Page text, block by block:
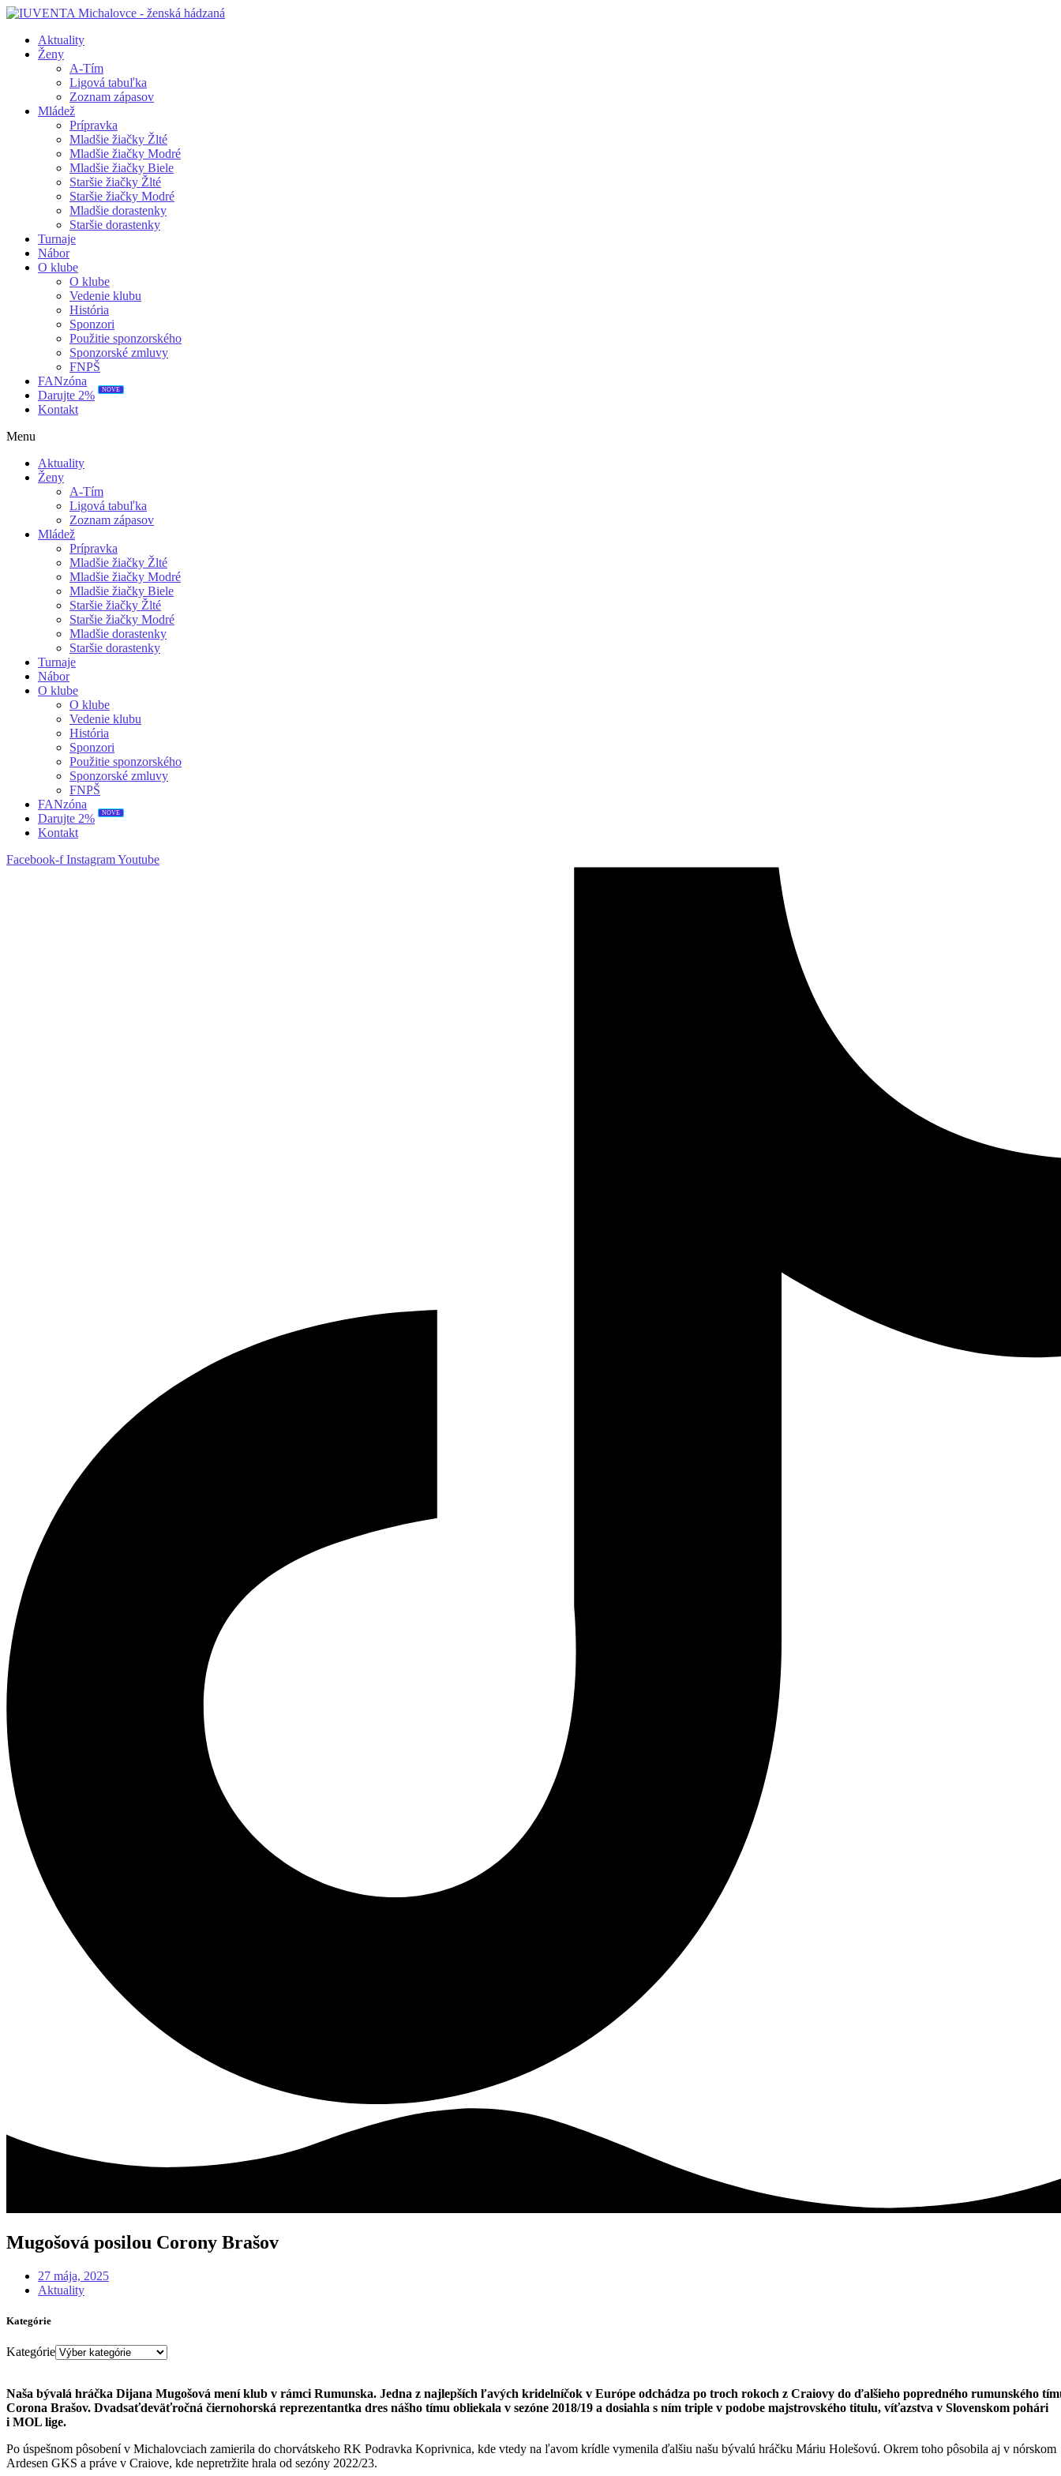
Aktuality
Ženy
A-Tím
Ligová tabuľka
Zoznam zápasov
Mládež
Prípravka
Mladšie žiačky Žlté
Mladšie žiačky Modré
Mladšie žiačky Biele
Staršie žiačky Žlté
Staršie žiačky Modré
Mladšie dorastenky
Staršie dorastenky
Turnaje
Nábor
O klube
O klube
Vedenie klubu
História
Sponzori
Použitie sponzorského
Sponzorské zmluvy
FNPŠ
FANzóna
Darujte 2%
NOVÉ
Kontakt
Menu
Aktuality
Ženy
A-Tím
Ligová tabuľka
Zoznam zápasov
Mládež
Prípravka
Mladšie žiačky Žlté
Mladšie žiačky Modré
Mladšie žiačky Biele
Staršie žiačky Žlté
Staršie žiačky Modré
Mladšie dorastenky
Staršie dorastenky
Turnaje
Nábor
O klube
O klube
Vedenie klubu
História
Sponzori
Použitie sponzorského
Sponzorské zmluvy
FNPŠ
FANzóna
Darujte 2%
NOVÉ
Kontakt
Facebook-f InstagramYoutube
Mugošová posilou Corony Brašov
27 mája, 2025
Aktuality
Kategórie
Kategórie
Naša bývalá hráčka Dijana Mugošová mení klub v rámci Rumunska. Jedna z najlepších ľavých kridelníčok v Európe odchádza po troch rokoch z Craiovy do ďalšieho popredného rumunského
Corona Brašov. Dvadsaťdeväťročná čiernohorská reprezentantka dres nášho tímu obliekala v sezóne 2018/19 a dosiahla s ním triple v podobe majstrovského titulu, víťazstva v Slovenskom pohári
i MOL lige.
Po úspešnom pôsobení v Michalovciach zamierila do chorvátskeho RK Podravka Koprivnica, kde vtedy na ľavom krídle vymenila ďalšiu našu bývalú hráčku Máriu Holešovú. Okrem toho pôsobila aj v nórskom
Ardesen GKS a práve v Craiove, kde nepretržite hrala od sezóny 2022/23.